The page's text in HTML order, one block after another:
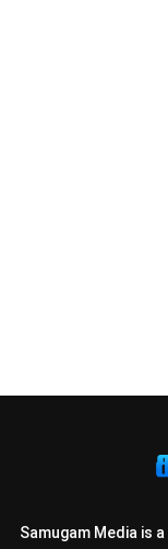
Samugam Media is